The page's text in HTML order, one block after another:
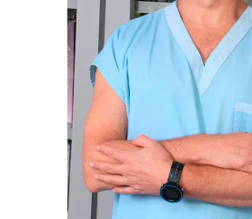
RICARDO